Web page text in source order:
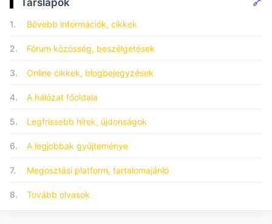
1. Bővebb információk, cikkek
2. Fórum közösség, beszélgetések
3. Online cikkek, blogbejegyzések
4. A hálózat főoldala
5. Legfrissebb hírek, újdonságok
6. A legjobbak gyűjteménye
7. Megosztási platform, tartalomajánló
8. Tovább olvasok